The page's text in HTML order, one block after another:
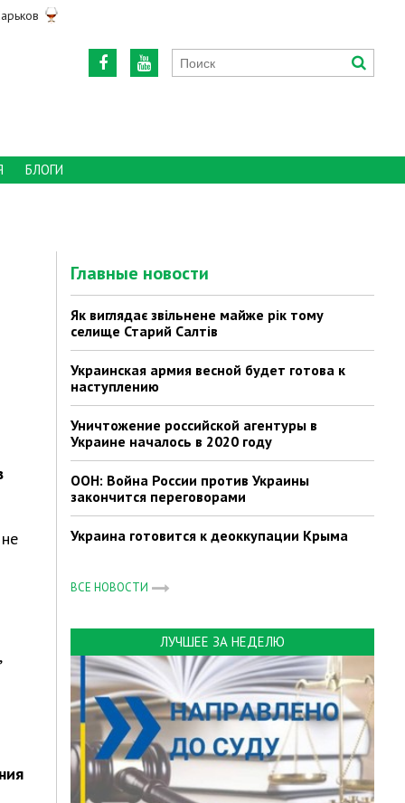
БЛОГИ
Главные новости
Як виглядає звільнене майже рік тому
селище Старий Салтів
Украинская армия весной будет готова к
наступлению
Уничтожение российской агентуры в
Украине началось в 2020 году
ООН: Война России против Украины
закончится переговорами
Украина готовится к деоккупации Крыма
ВСЕ НОВОСТИ
ЛУЧШЕЕ ЗА НЕДЕЛЮ